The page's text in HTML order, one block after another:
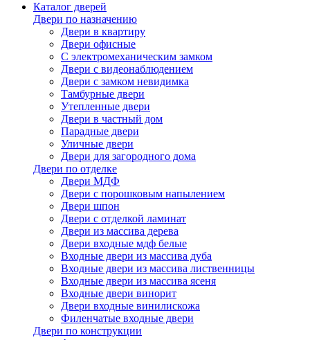
Каталог дверей
Двери по назначению
Двери в квартиру
Двери офисные
С электромеханическим замком
Двери с видеонаблюдением
Двери с замком невидимка
Тамбурные двери
Утепленные двери
Двери в частный дом
Парадные двери
Уличные двери
Двери для загородного дома
Двери по отделке
Двери МДФ
Двери с порошковым напылением
Двери шпон
Двери с отделкой ламинат
Двери из массива дерева
Двери входные мдф белые
Входные двери из массива дуба
Входные двери из массива лиственницы
Входные двери из массива ясеня
Входные двери винорит
Двери входные винилискожа
Филенчатые входные двери
Двери по конструкции